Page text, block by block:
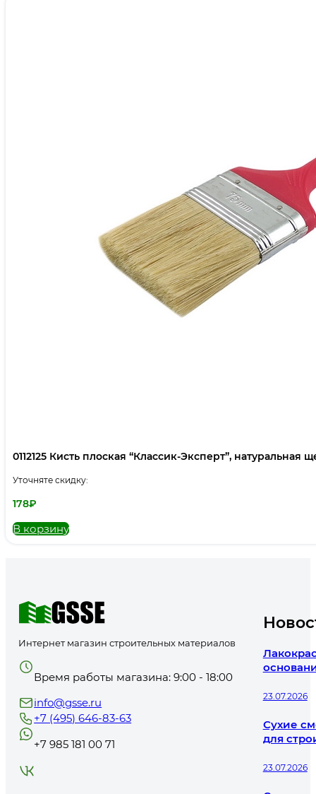
0112125 Кисть плоская “Классик-Эксперт”, натуральная
Уточняте скидку:
178₽
В корзину
Интернет магазин строительных материалов
Время работы магазина: 9:00 - 18:00
info@gsse.ru
+7 (495) 646-83-63
+7 985 181 00 71
23.07.2026
Сухие
для
23.07.2026